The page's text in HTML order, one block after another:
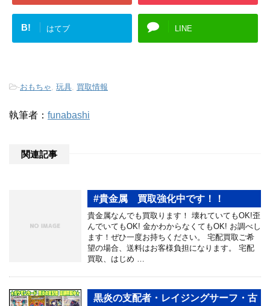
B! はてブ LINE
-おもちゃ, 玩具, 買取情報
執筆者： funabashi
関連記事
#貴金属 買取強化中です！！
貴金属なんでも買取ります！ 壊れていてもOK!歪
んでいてもOK! 金かわからなくてもOK! お調べし
ます！ぜひ一度お持ちください。 宅配買取ご希
望の場合、送料はお客様負担になります。 宅配
買取、はじめ …
黒炎の支配者・レイジングサーフ・古